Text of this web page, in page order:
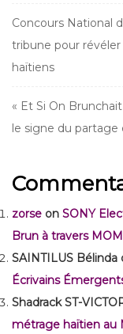
Concours National
tribune pour révéler
haïtiens
« Et Si On
le signe du
zorse on SONY
Brun à travers
SAINTILUS Bélinda
Écrivains
Shadrack ST-
métrage haïtien au